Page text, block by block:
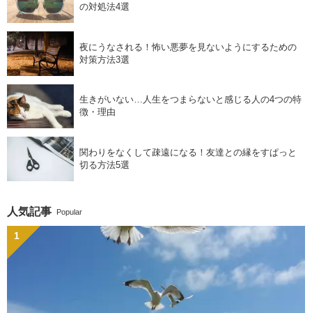
の対処法4選
夜にうなされる！怖い悪夢を見ないようにするための
対策方法3選
生きがいない…人生をつまらないと感じる人の4つの特
徴・理由
関わりをなくして疎遠になる！友達との縁をすぱっと
切る方法5選
人気記事 Popular